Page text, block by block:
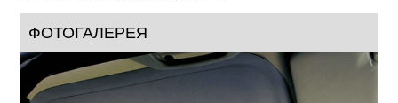
ФОТОГАЛЕРЕЯ